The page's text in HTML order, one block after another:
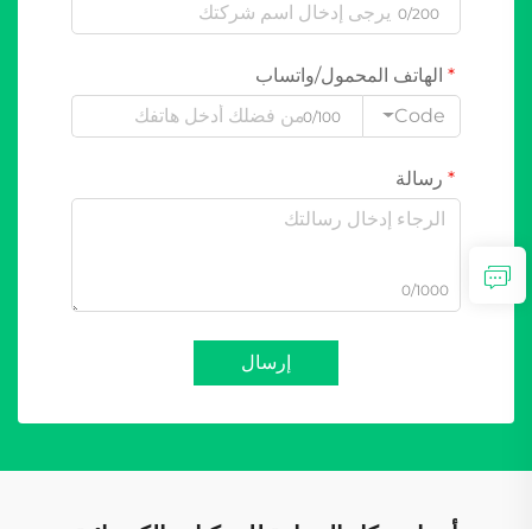
0/200
الهاتف المحمول/واتساب
Code
0/100
رسالة
0/1000
إرسال